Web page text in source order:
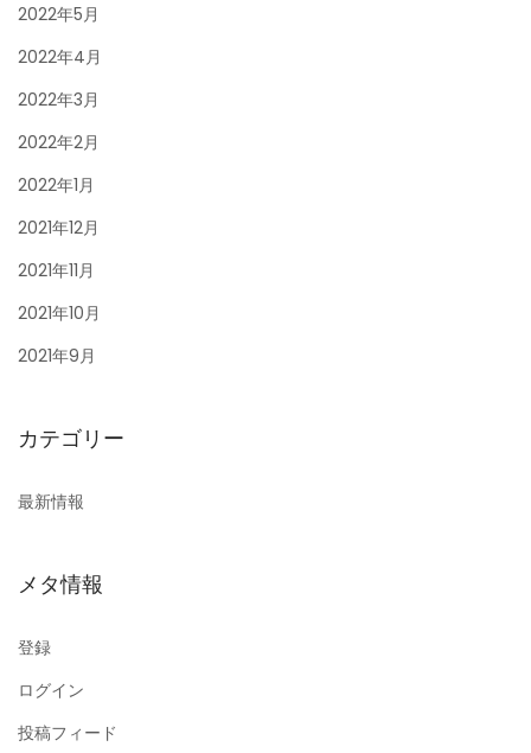
2022年5月
2022年4月
2022年3月
2022年2月
2022年1月
2021年12月
2021年11月
2021年10月
2021年9月
カテゴリー
最新情報
メタ情報
登録
ログイン
投稿フィード